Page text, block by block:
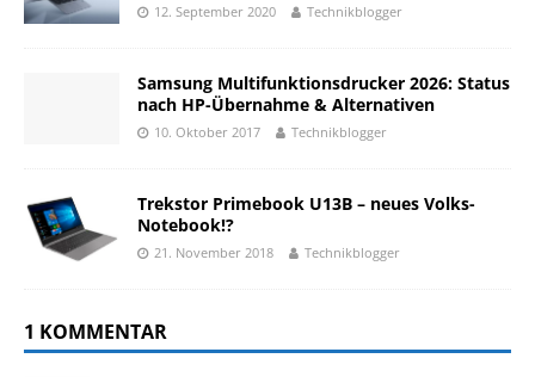
12. September 2020 Technikblogger
Samsung Multifunktionsdrucker 2026: Status
nach HP-Übernahme & Alternativen
10. Oktober 2017 Technikblogger
Trekstor Primebook U13B – neues Volks-
Notebook!?
21. November 2018 Technikblogger
1 KOMMENTAR